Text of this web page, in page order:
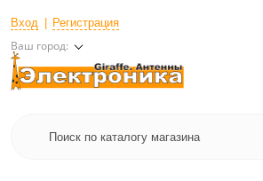
Вход Регистрация
Ваш город: